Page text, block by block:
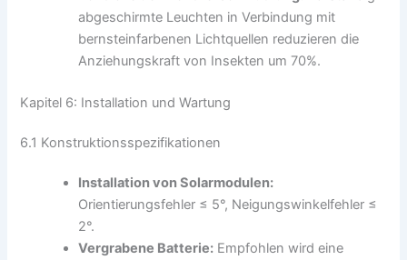
abgeschirmte Leuchten in Verbindung mit
bernsteinfarbenen Lichtquellen reduzieren die
Anziehungskraft von Insekten um 70%.
Kapitel 6: Installation und Wartung
6.1 Konstruktionsspezifikationen
Installation von Solarmodulen:
Orientierungsfehler ≤ 5°, Neigungswinkelfehler ≤
2°.
Vergrabene Batterie: Empfohlen wird eine